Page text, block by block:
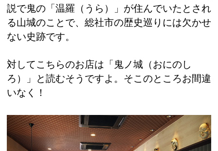
説で鬼の「温羅（うら）」が住んでいたとされ
る山城のことで、総社市の歴史巡りには欠かせ
ない史跡です。
対してこちらのお店は「鬼ノ城（おにのし
ろ）」と読むそうですよ。そこのところお間違
いなく！